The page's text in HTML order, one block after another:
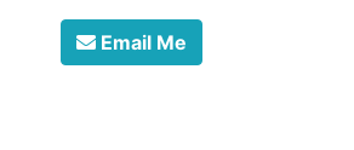
Email Me